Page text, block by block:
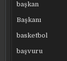
başkan
Başkanı
basketbol
başvuru